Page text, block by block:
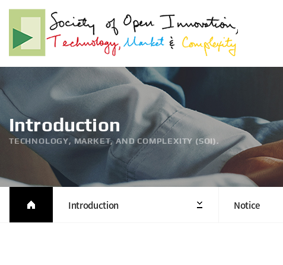
Introduction
TECHNOLOGY, MARKET, AND COMPLEXITY (SOI).
Introduction Notice